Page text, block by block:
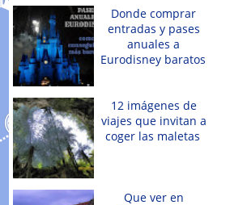
Donde comprar
entradas y pases
anuales a
Eurodisney baratos
12 imágenes de
viajes que invitan a
coger las maletas
Que ver en